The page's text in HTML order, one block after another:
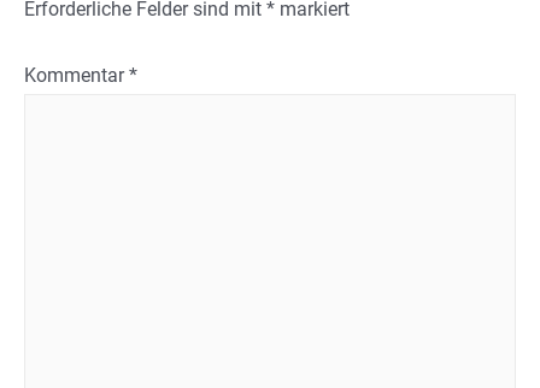
Erforderliche Felder sind mit * markiert
Kommentar*